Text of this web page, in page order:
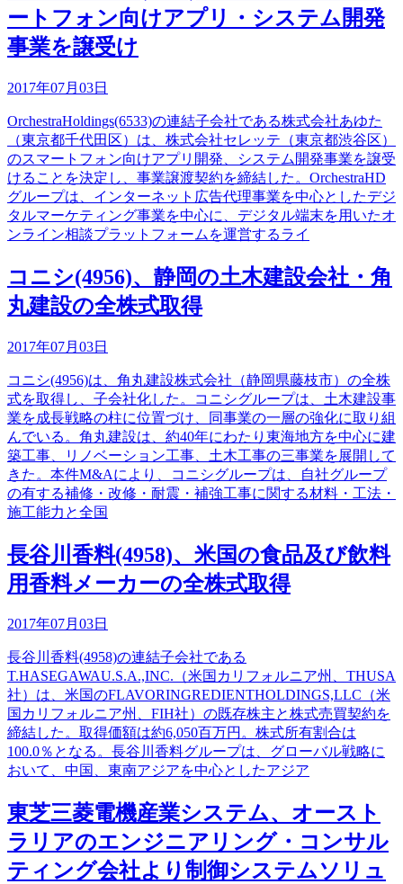
ートフォン向けアプリ・システム開発
事業を譲受け
2017年07月03日
OrchestraHoldings(6533)の連結子会社である株式会社あゆた
（東京都千代田区）は、株式会社セレッテ（東京都渋谷区）
のスマートフォン向けアプリ開発、システム開発事業を譲受
けることを決定し、事業譲渡契約を締結した。OrchestraHD
グループは、インターネット広告代理事業を中心としたデジ
タルマーケティング事業を中心に、デジタル端末を用いたオ
ンライン相談プラットフォームを運営するライ
コニシ(4956)、静岡の土木建設会社・角
丸建設の全株式取得
2017年07月03日
コニシ(4956)は、角丸建設株式会社（静岡県藤枝市）の全株
式を取得し、子会社化した。コニシグループは、土木建設事
業を成長戦略の柱に位置づけ、同事業の一層の強化に取り組
んでいる。角丸建設は、約40年にわたり東海地方を中心に建
築工事、リノベーション工事、土木工事の三事業を展開して
きた。本件M&Aにより、コニシグループは、自社グループ
の有する補修・改修・耐震・補強工事に関する材料・工法・
施工能力と全国
長谷川香料(4958)、米国の食品及び飲料
用香料メーカーの全株式取得
2017年07月03日
長谷川香料(4958)の連結子会社である
T.HASEGAWAU.S.A.,INC.（米国カリフォルニア州、THUSA
社）は、米国のFLAVORINGREDIENTHOLDINGS,LLC（米
国カリフォルニア州、FIH社）の既存株主と株式売買契約を
締結した。取得価額は約6,050百万円。株式所有割合は
100.0％となる。長谷川香料グループは、グローバル戦略に
おいて、中国、東南アジアを中心としたアジア
東芝三菱電機産業システム、オースト
ラリアのエンジニアリング・コンサル
ティング会社より制御システムソリュ